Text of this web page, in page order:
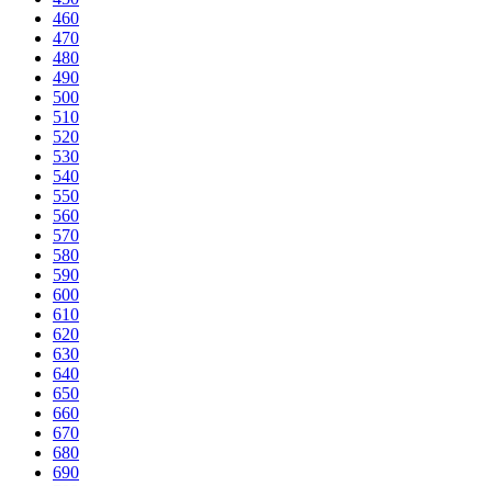
460
470
480
490
500
510
520
530
540
550
560
570
580
590
600
610
620
630
640
650
660
670
680
690